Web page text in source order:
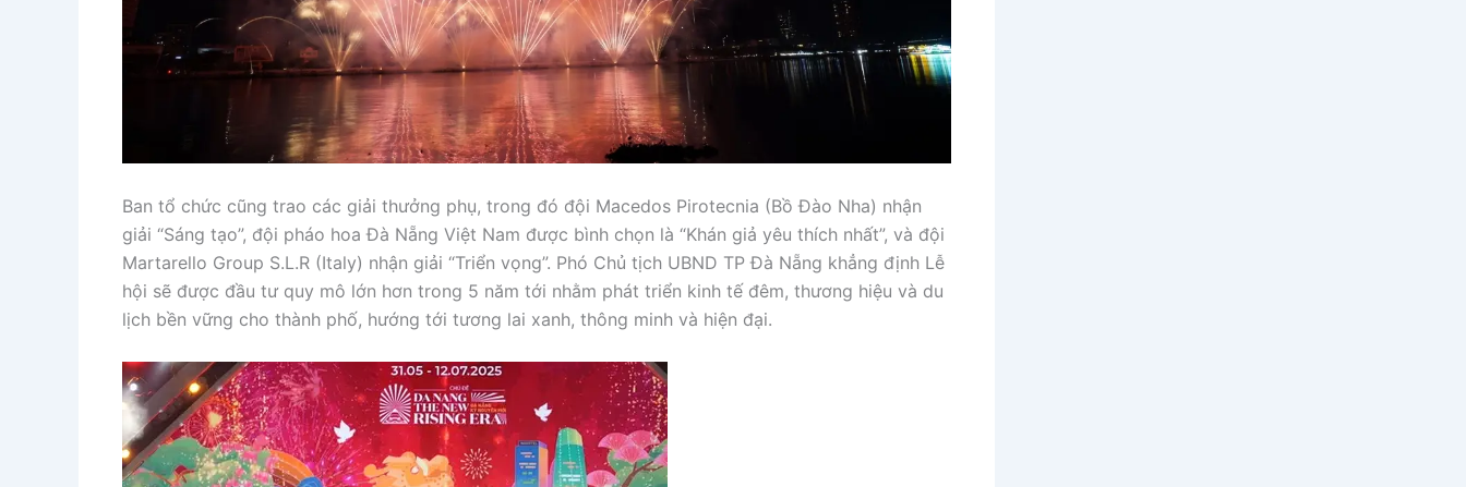
Ban tổ chức cũng trao các giải thưởng phụ, trong đó đội Macedos Pirotecnia (Bồ Đào Nha) nhận
giải “Sáng tạo”, đội pháo hoa Đà Nẵng Việt Nam được bình chọn là “Khán giả yêu thích nhất”, và đội
Martarello Group S.L.R (Italy) nhận giải “Triển vọng”. Phó Chủ tịch UBND TP Đà Nẵng khẳng định Lễ
hội sẽ được đầu tư quy mô lớn hơn trong 5 năm tới nhằm phát triển kinh tế đêm, thương hiệu và du
lịch bền vững cho thành phố, hướng tới tương lai xanh, thông minh và hiện đại.